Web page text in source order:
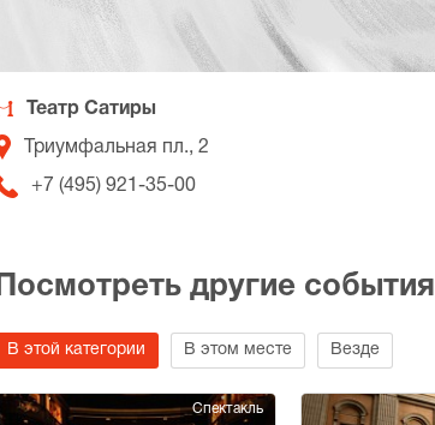
Театр Сатиры
Триумфальная пл., 2
+7 (495) 921-35-00
Посмотреть другие события
В этой категории В этом месте Везде
Спектакль